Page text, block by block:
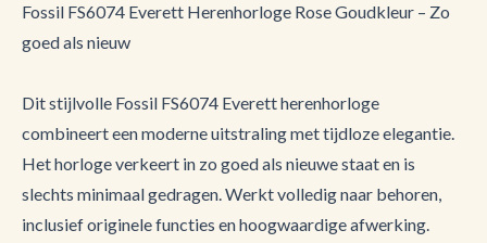
Fossil FS6074 Everett Herenhorloge Rose Goudkleur – Zo
goed als nieuw
Dit stijlvolle Fossil FS6074 Everett herenhorloge
combineert een moderne uitstraling met tijdloze elegantie.
Het horloge verkeert in zo goed als nieuwe staat en is
slechts minimaal gedragen. Werkt volledig naar behoren,
inclusief originele functies en hoogwaardige afwerking.